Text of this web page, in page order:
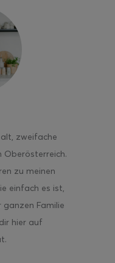
zweifache
Oberösterreich.
zu meinen
einfach es ist,
Familie
hier auf